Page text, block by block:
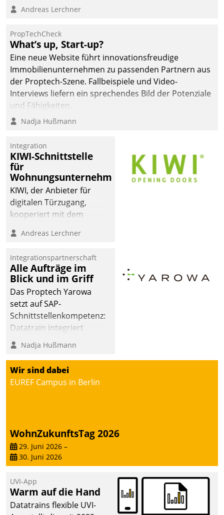
Andreas Lerchner
PropTechCheck
What’s up, Start-up?
Eine neue Website führt innovationsfreudige
Immobilienunternehmen zu passenden Partnern aus
der Proptech-Szene. Fallbeispiele und Video-
Interviews liefern ein sprechendes Bild der Potenziale
und Fähigkeiten.
Nadja Hußmann
Integration
KIWI-Schnittstelle
für
Wohnungsunternehmen
KIWI, der Anbieter für
digitalen Türzugang,
kooperiert mit dem
Softwareentwicklungshaus
Andreas Lerchner
Integrationspartnerschaft
Alle Aufträge im
Blick und im Griff
Das Proptech Yarowa
setzt auf SAP-
Schnittstellenkompetenz:
Datatrain integriert
Yarowas Portal zur
Vergabe und Verwaltung
von Aufträgen der
operativen
Instandhaltung in die
– und beschleunigt damit
den Weg vom
Mieteranliegen zum
Nadja Hußmann
Wir sind dabei
EUREF Campus in Berlin
WohnZukunftsTag 2026
29. Juni 2026 –
30. Juni 2026
UVI-App
Warm auf die Hand
Datatrains flexible UVI-